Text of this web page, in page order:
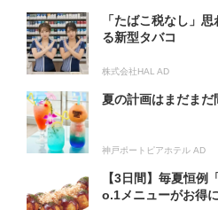
「たばこ税なし」
る新型タバコ
株式会社HAL AD
夏の計画はまだまだ
神戸ポートピアホテル AD
【3日間】毎夏恒例
o.1メニューがお得に